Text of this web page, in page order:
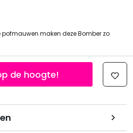
maken deze Bomber zo
de hoogte!